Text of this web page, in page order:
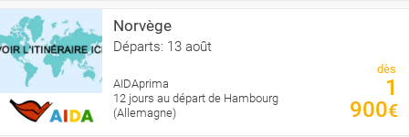
Norvège
Départs: 13 août
AIDAprima
12 jours au départ de Hambourg
(Allemagne)
dès
1
900€